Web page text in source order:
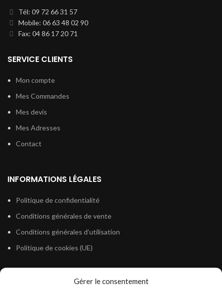
Gérer le consentement
Tél: 09 72 66 31 57
Mobile: 06 63 48 02 90
Fax: 04 86 17 20 71
SERVICE CLIENTS
Mon compte
Mes Commandes
Mes devis
Mes Adresses
Contact
INFORMATIONS LÉGALES
Politique de confidentialité
Conditions générales de vente
Conditions générales d’utilisation
Politique de cookies (UE)